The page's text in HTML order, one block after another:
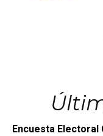
Encuesta Electoral